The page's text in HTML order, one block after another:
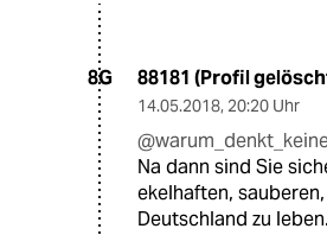
8G 88181 (Profil
14.05.2018, 20:20 Uhr
Na dann sind Sie
ekelhaften,
Deutschland zu leben.